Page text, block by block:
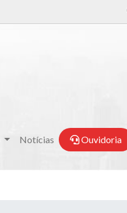
Notícias Ouvidoria